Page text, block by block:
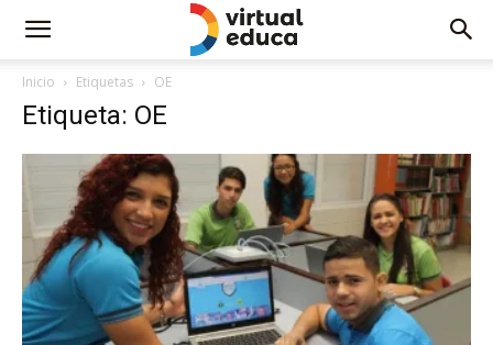
Inicio Etiquetas OE
Etiqueta: OE